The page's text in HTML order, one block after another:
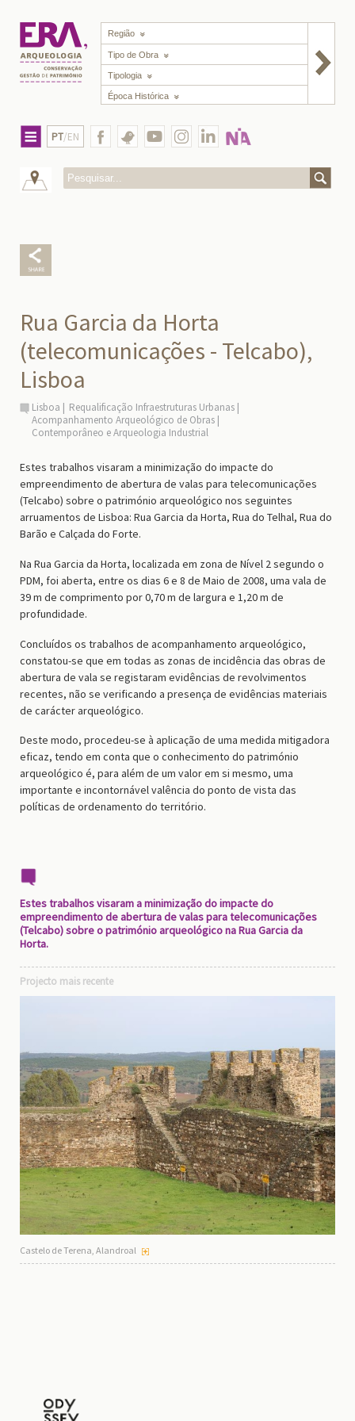
Região
Tipo de Obra
Tipologia
Época Histórica
PT/EN
Rua Garcia da Horta
(telecomunicações - Telcabo),
Lisboa
Lisboa
Requalificação Infraestruturas Urbanas
Acompanhamento Arqueológico de Obras
Contemporâneo e Arqueologia Industrial
Estes trabalhos visaram a minimização do impacte do
empreendimento de abertura de valas para telecomunicações
(Telcabo) sobre o património arqueológico nos seguintes
arruamentos de Lisboa: Rua Garcia da Horta, Rua do Telhal, Rua do
Barão e Calçada do Forte.
Na Rua Garcia da Horta, localizada em zona de Nível 2 segundo o
PDM, foi aberta, entre os dias 6 e 8 de Maio de 2008, uma vala de
39 m de comprimento por 0,70 m de largura e 1,20 m de
profundidade.
Concluídos os trabalhos de acompanhamento arqueológico,
constatou-se que em todas as zonas de incidência das obras de
abertura de vala se registaram evidências de revolvimentos
recentes, não se verificando a presença de evidências materiais
de carácter arqueológico.
Deste modo, procedeu-se à aplicação de uma medida mitigadora
eficaz, tendo em conta que o conhecimento do património
arqueológico é, para além de um valor em si mesmo, uma
importante e incontornável valência do ponto de vista das
políticas de ordenamento do território.
Estes trabalhos visaram a minimização do impacte do
empreendimento de abertura de valas para telecomunicações
(Telcabo) sobre o património arqueológico na Rua Garcia da
Horta.
Projecto mais recente
Castelo de Terena, Alandroal